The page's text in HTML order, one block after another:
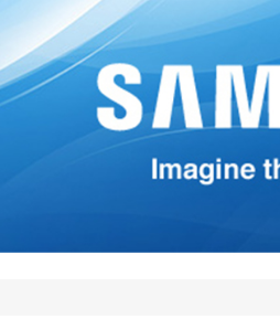
*
próxima vez que comente.